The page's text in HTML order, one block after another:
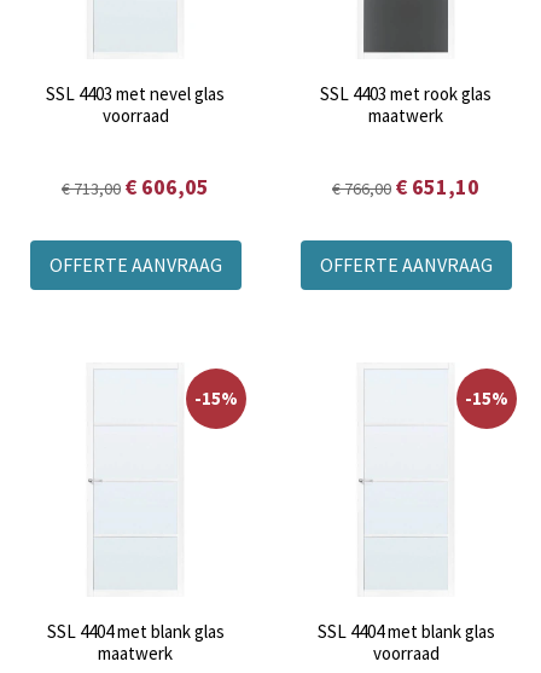
SSL 4403 met nevel glas
voorraad
€ 713,00 € 606,05
OFFERTE AANVRAAG
SSL 4403 met rook glas
maatwerk
€ 766,00 € 651,10
OFFERTE AANVRAAG
-15%
SSL 4404 met blank glas
maatwerk
-15%
SSL 4404 met blank glas
voorraad